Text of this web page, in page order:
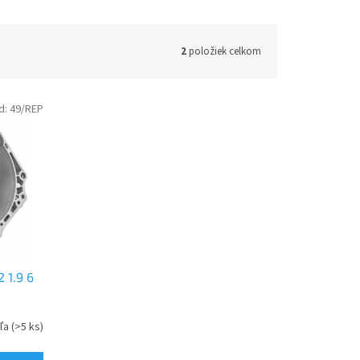
2položiek celkom
1.9 6
(>5 ks)
49/REP